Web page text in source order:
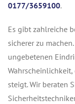
0177/3659100.
Es gibt zahlreiche
sicherer zu
ungebetenen
steigt. Wir beraten